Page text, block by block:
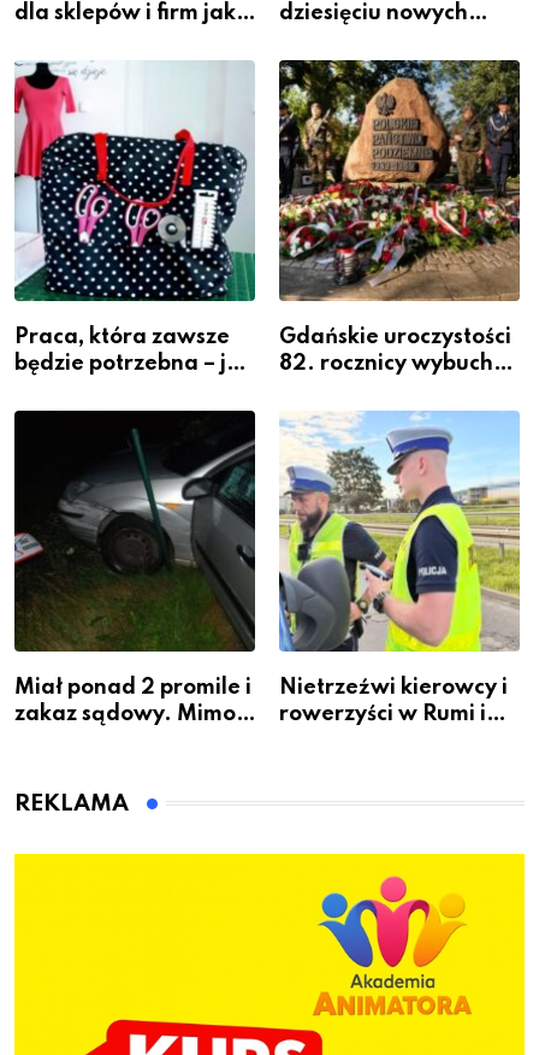
dla sklepów i firm jako
widoczność
dziesięciu nowych
szeregach Komendy
Powiatowej
Praca, która zawsze
będzie potrzebna – jak
zawodem przyszłości i
gdzie się go nauczyć?
Gdańskie uroczystości
82. rocznicy wybuchu
Warszawskiego
Miał ponad 2 promile i
zakaz sądowy. Mimo
Bolszewie i uderzył w
Nietrzeźwi kierowcy i
rowerzyści w Rumi i
REKLAMA